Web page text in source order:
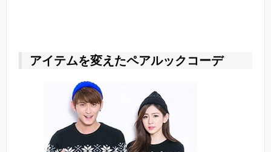
アイテムを変えたペアルックコーデ